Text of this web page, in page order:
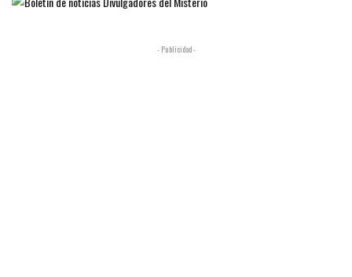
- Publicidad -